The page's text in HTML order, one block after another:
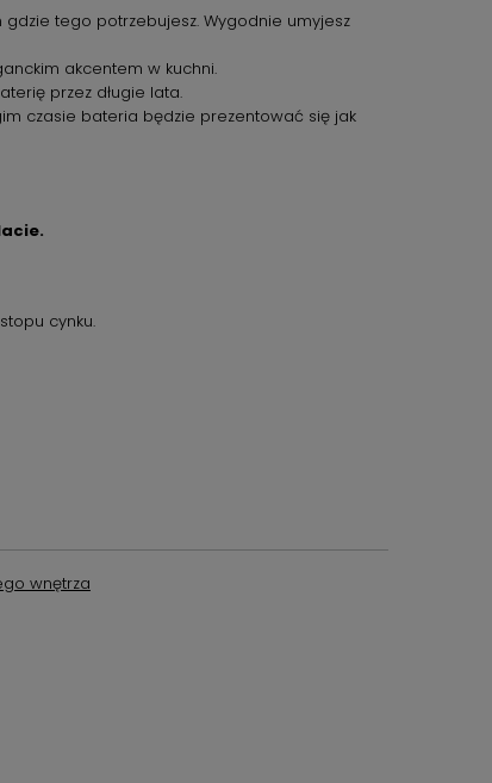
tego potrzebujesz. Wygodnie umyjesz
akcentem w kuchni.
przez długie lata.
czasie bateria będzie prezentować się jak
cynku.
wnętrza